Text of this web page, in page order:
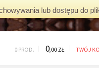
lub dostępu do
0 PROD. 0,00 ZŁ TWÓJ